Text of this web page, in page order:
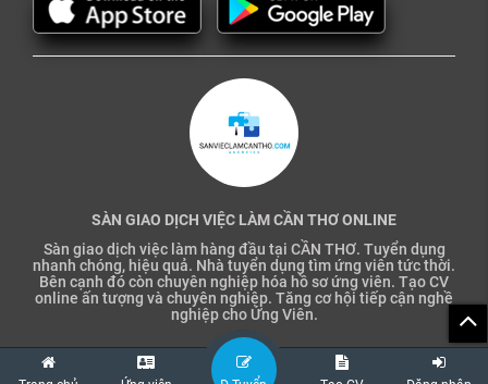
SÀN GIAO DỊCH VIỆC LÀM CẦN THƠ ONLINE
Sàn giao dịch việc làm hàng đầu tại CẦN THƠ. Tuyển dụng
nhanh chóng, hiệu quả. Nhà tuyển dụng tìm ứng viên tức thời.
Bên cạnh đó còn chuyên nghiệp hóa hồ sơ ứng viên. Tạo CV
online ấn tượng và chuyên nghiệp. Tăng cơ hội tiếp cận nghề
nghiệp cho Ứng Viên.